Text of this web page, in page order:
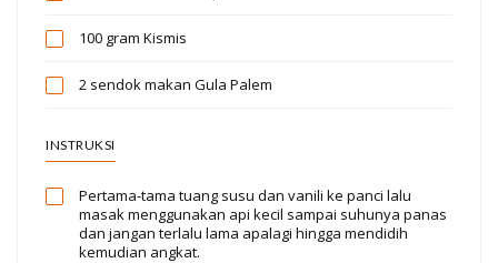
100 gram Kismis
2 sendok makan Gula Palem
INSTRUKSI
Pertama-tama tuang susu dan vanili ke panci lalu
masak menggunakan api kecil sampai suhunya panas
dan jangan terlalu lama apalagi hingga mendidih
kemudian angkat.